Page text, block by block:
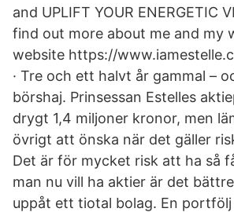
and UPLIFT YOUR ENERGETIC
find out more about me and my
website https://
· Tre och ett halvt år gammal –
börshaj. Prinsessan Estelles
drygt 1,4 miljoner kronor, men
övrigt att önska när det gäller
Det är för mycket risk att ha så
man nu vill ha aktier är det
uppåt ett tiotal bolag. En